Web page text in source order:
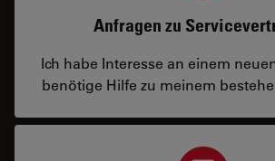
Anfragen zu
Ich habe Interesse an einem
benötige Hilfe zu meinem